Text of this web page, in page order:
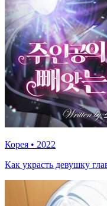
Корея • 2022
Как украсть девушку